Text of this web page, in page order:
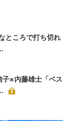
ところで打ち切れ
子×内藤雄士「ベス